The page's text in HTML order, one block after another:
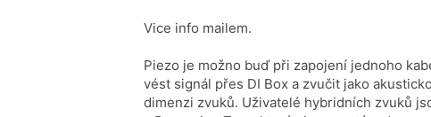
Vice info mailem.
Piezo je možno buď při zapojení jednoho
vést signál přes DI Box a zvučit jako
dimenzi zvuků. Uživatelé hybridních zvuků